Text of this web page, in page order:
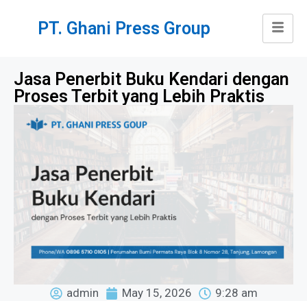
PT. Ghani Press Group
Jasa Penerbit Buku Kendari dengan
Proses Terbit yang Lebih Praktis
admin May 15, 2026 9:28 am